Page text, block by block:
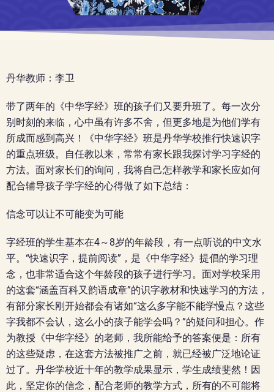
丹华教师：李卫
带了两年的《中华字经》班的孩子们又要升班了。每一次分
别时刻的来临，心中虽有许多不舍，但更多地是为他们学有
所成而感到高兴！
《中华字经》班是丹华学校推行快速识字
的重点班级。自任教以来，常常有家长跟我探讨学习字经的
方法。面对家长们的询问，我将自己怎样教学和家长应如何
配合辅导孩子学字经的心得做了如下总结：
信念可以让不可能变为可能
字经班的学生基本在4～8岁的年龄段，有一点听说的中文水
平。“快速识字，提前阅读”，是《中华字经》提倡的学习理
念，也非常适合这个年龄段的孩子进行学习。面对学校采用
的这套“涵盖百科又韵语成章”的识字教材和快速学习的方法，
有部分家长刚开始都会有诸如“这么多字能不能学慢点？这些
字我都不会认，这么小的孩子能学会吗？”的疑问和担心。作
为教授《中华字经》的老师，我所能给予的答案便是：所有
的这些疑虑，在这套方法被推广之前，就已经被广泛地论证
过了。丹华学校近十年的教学成果显示，学生成绩斐然！因
此，坚定你的信念，配合老师的教学方式，所有的不可能将